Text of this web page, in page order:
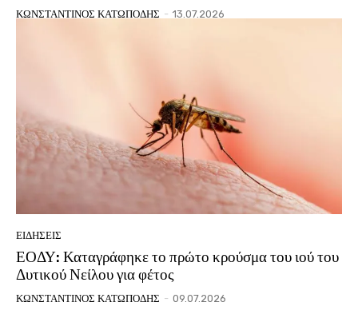
ΚΩΝΣΤΑΝΤΙΝΟΣ ΚΑΤΩΠΟΔΗΣ - 13.07.2026
ΕΙΔΗΣΕΙΣ
ΕΟΔΥ: Καταγράφηκε το πρώτο κρούσμα του ιού του
Δυτικού Νείλου για φέτος
ΚΩΝΣΤΑΝΤΙΝΟΣ ΚΑΤΩΠΟΔΗΣ - 09.07.2026